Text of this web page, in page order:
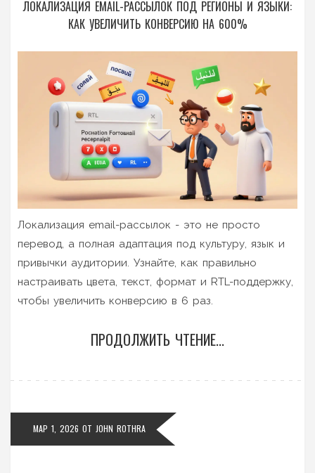
ЛОКАЛИЗАЦИЯ EMAIL-РАССЫЛОК ПОД РЕГИОНЫ И ЯЗЫКИ:
КАК УВЕЛИЧИТЬ КОНВЕРСИЮ НА 600%
Локализация email-рассылок - это не просто
перевод, а полная адаптация под культуру, язык и
привычки аудитории. Узнайте, как правильно
настраивать цвета, текст, формат и RTL-поддержку,
чтобы увеличить конверсию в 6 раз.
ПРОДОЛЖИТЬ ЧТЕНИЕ...
МАР 1, 2026 ОТ JOHN ROTHRA